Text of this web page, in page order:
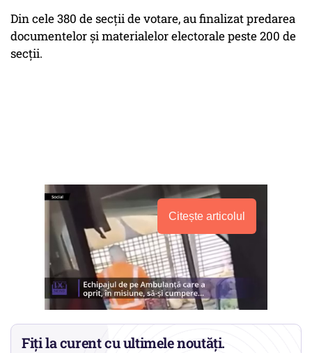
Din cele 380 de secţii de votare, au finalizat predarea
documentelor şi materialelor electorale peste 200 de
secţii.
Citește articolul
Fiți la curent cu ultimele noutăți.